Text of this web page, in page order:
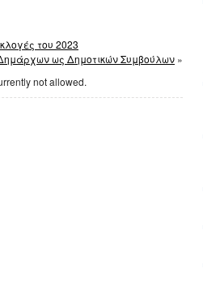
του 2023
ως Δημοτικών Συμβούλων »
not allowed.